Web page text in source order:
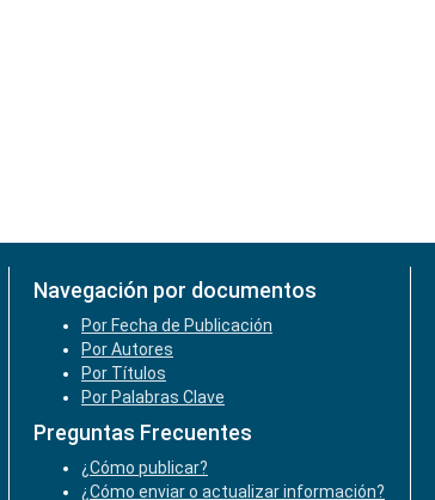
Navegación por documentos
Por Fecha de Publicación
Por Autores
Por Títulos
Por Palabras Clave
Preguntas Frecuentes
¿Cómo publicar?
¿Cómo enviar o actualizar información?